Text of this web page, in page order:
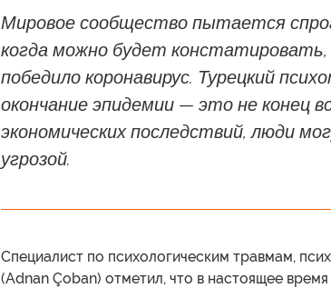
Мировое сообщество пытается
когда можно будет констатировать,
победило коронавирус. Турецкий
окончание эпидемии — это не конец
экономических последствий, люди
угрозой.
Специалист по психологическим травмам,
(Adnan Çoban) отметил, что в настоящее